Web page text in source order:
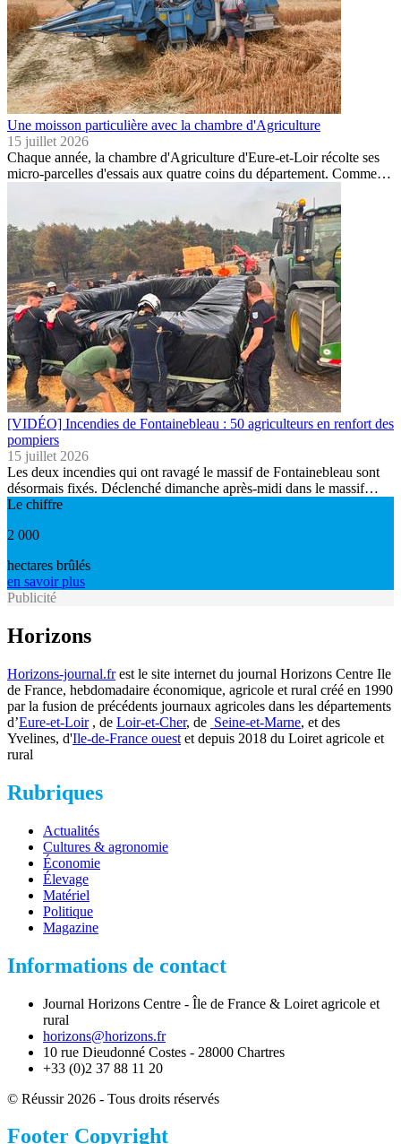
Une moisson particulière avec la chambre d'Agriculture
15 juillet 2026
Chaque année, la chambre d'Agriculture d'Eure-et-Loir récolte ses
micro-parcelles d'essais aux quatre coins du département. Comme…
[VIDÉO] Incendies de Fontainebleau : 50 agriculteurs en renfort des
pompiers
15 juillet 2026
Les deux incendies qui ont ravagé le massif de Fontainebleau sont
désormais fixés. Déclenché dimanche après-midi dans le massif…
Le chiffre
2 000
hectares brûlés
en savoir plus
Publicité
Horizons
Horizons-journal.frest le site internet du journal Horizons Centre Ile
de France, hebdomadaire économique, agricole et rural créé en 1990
par la fusion de précédents journaux agricoles dans les départements
d’Eure-et-Loir, de Loir-et-Cher, de Seine-et-Marne, et des
Yvelines, d'Ile-de-France ouest et depuis 2018 du Loiret agricole et
rural
Rubriques
Actualités
Cultures & agronomie
Économie
Élevage
Matériel
Politique
Magazine
Informations de contact
Journal Horizons Centre - Île de France & Loiret agricole et
rural
horizons@horizons.fr
10 rue Dieudonné Costes - 28000 Chartres
+33 (0)2 37 88 11 20
© Réussir 2026 - Tous droits réservés
Footer Copyright